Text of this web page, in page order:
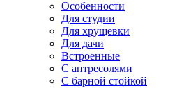
Особенности
Для студии
Для хрущевки
Для дачи
Встроенные
С антресолями
С барной стойкой